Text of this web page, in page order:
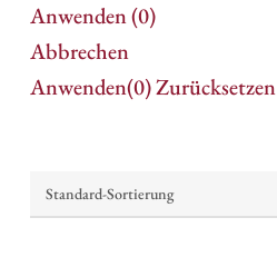
Anwenden(0)
Abbrechen
Anwenden(0)Zurücksetzen